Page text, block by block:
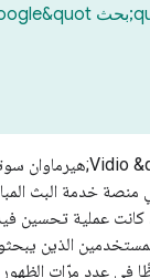
الذين
في عدد مرّات الظهور